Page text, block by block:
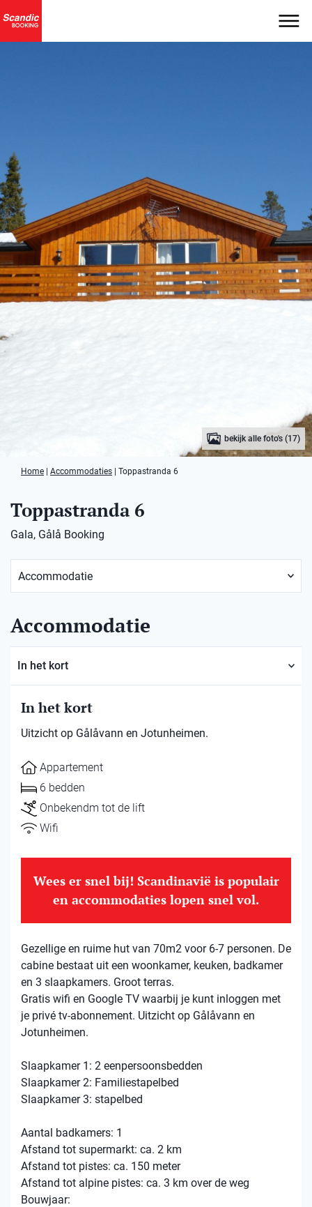
bekijk alle foto's (17)
Home Accommodaties Toppastranda 6
Toppastranda 6
Gala, Gålå Booking
Accommodatie
In het kort
In het kort
Uitzicht op Gålåvann en Jotunheimen.
Appartement
6 bedden
Onbekendm tot de lift
Wifi
Wees er snel bij! Scandinavië is populair
en accommodaties lopen snel vol.
Gezellige en ruime hut van 70m2 voor 6-7 personen. De
cabine bestaat uit een woonkamer, keuken, badkamer
en 3 slaapkamers. Groot terras.
Gratis wifi en Google TV waarbij je kunt inloggen met
je privé tv-abonnement. Uitzicht op Gålåvann en
Jotunheimen.
Slaapkamer 1: 2 eenpersoonsbedden
Slaapkamer 2: Familiestapelbed
Slaapkamer 3: stapelbed
Aantal badkamers: 1
Afstand tot supermarkt: ca. 2 km
Afstand tot pistes: ca. 150 meter
Afstand tot alpine pistes: ca. 3 km over de weg
Bouwjaar: